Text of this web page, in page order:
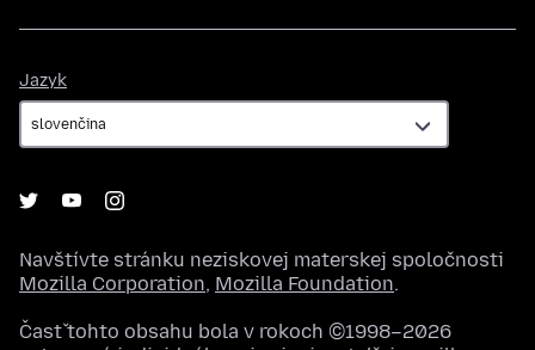
Jazyk
Navštívte stránku neziskovej materskej spoločnosti
Mozilla Corporation, Mozilla Foundation.
Časť tohto obsahu bola v rokoch ©1998–2026